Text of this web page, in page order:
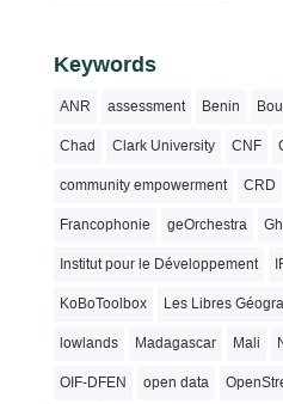
Keywords
ANR assessment Benin
Chad Clark University CNF
community empowerment CRD
Francophonie geOrchestra
Institut pour le Développement
KoBoToolbox Les Libres
lowlands Madagascar Mali
OIF-DFEN open data